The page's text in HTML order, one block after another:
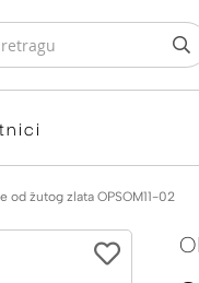
od žutog zlata OPSOM11-02